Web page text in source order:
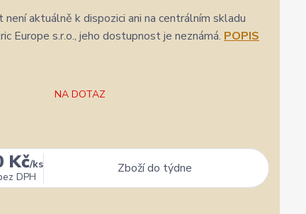
aktuálně k dispozici ani na centrálním skladu
Europe s.r.o., jeho dostupnost je neznámá. POPIS
NA DOTAZ
Kč/ks
DPH
Zboží do týdne